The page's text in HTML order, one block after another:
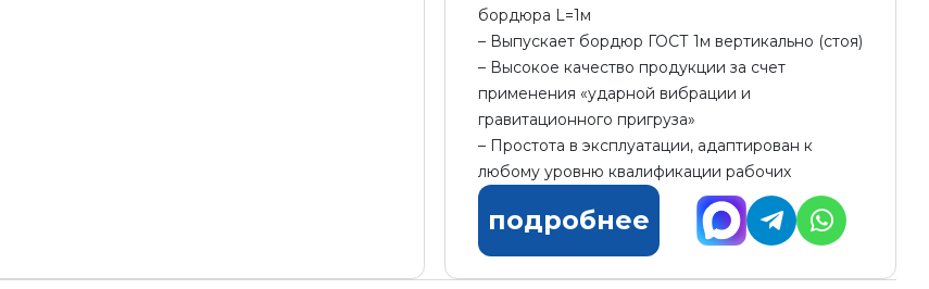
бордюра L=1м
Выпускает бордюр ГОСТ 1м вертикально (стоя)
Высокое качество продукции за счет
применения «ударной вибрации и
гравитационного пригруза»
Простота в эксплуатации, адаптирован к
любому уровню квалификации рабочих
подробнее